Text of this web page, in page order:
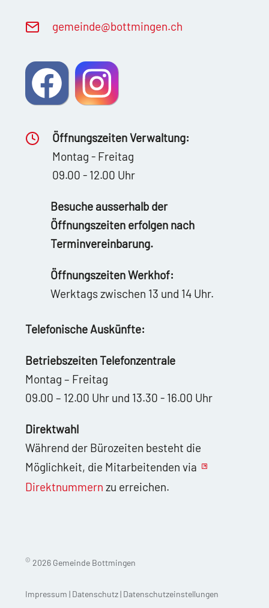
g m nd b ttm ng n ch
Öffnungszeiten Verwaltung:
Montag - Freitag
09.00 - 12.00 Uhr
Besuche ausserhalb der
Öffnungszeiten erfolgen nach
Terminvereinbarung.
Öffnungszeiten Werkhof:
Werktags zwischen 13 und 14 Uhr.
Telefonische Auskünfte:
Betriebszeiten Telefonzentrale
Montag – Freitag
09.00 – 12.00 Uhr und 13.30 - 16.00 Uhr
Direktwahl
Während der Bürozeiten besteht die
Möglichkeit, die Mitarbeitenden via
Direktnummern zu erreichen.
© 2026 Gemeinde Bottmingen
Impressum | Datenschutz| Datenschutzeinstellungen